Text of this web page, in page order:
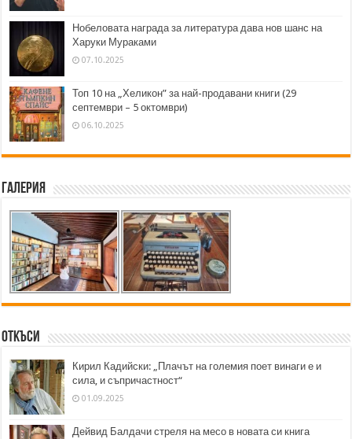
Нобеловата награда за литература дава нов шанс на
Харуки Мураками
07.10.2025
Топ 10 на „Хеликон” за най-продавани книги (29
септември – 5 октомври)
06.10.2025
Галерия
Откъси
Кирил Кадийски: „Плачът на големия поет винаги е и
сила, и съпричастност“
01.09.2025
Дейвид Балдачи стреля на месо в новата си книга